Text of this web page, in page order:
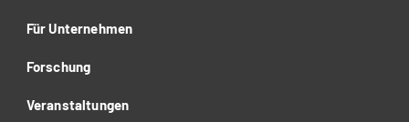
Für Unternehmen
Forschung
Veranstaltungen